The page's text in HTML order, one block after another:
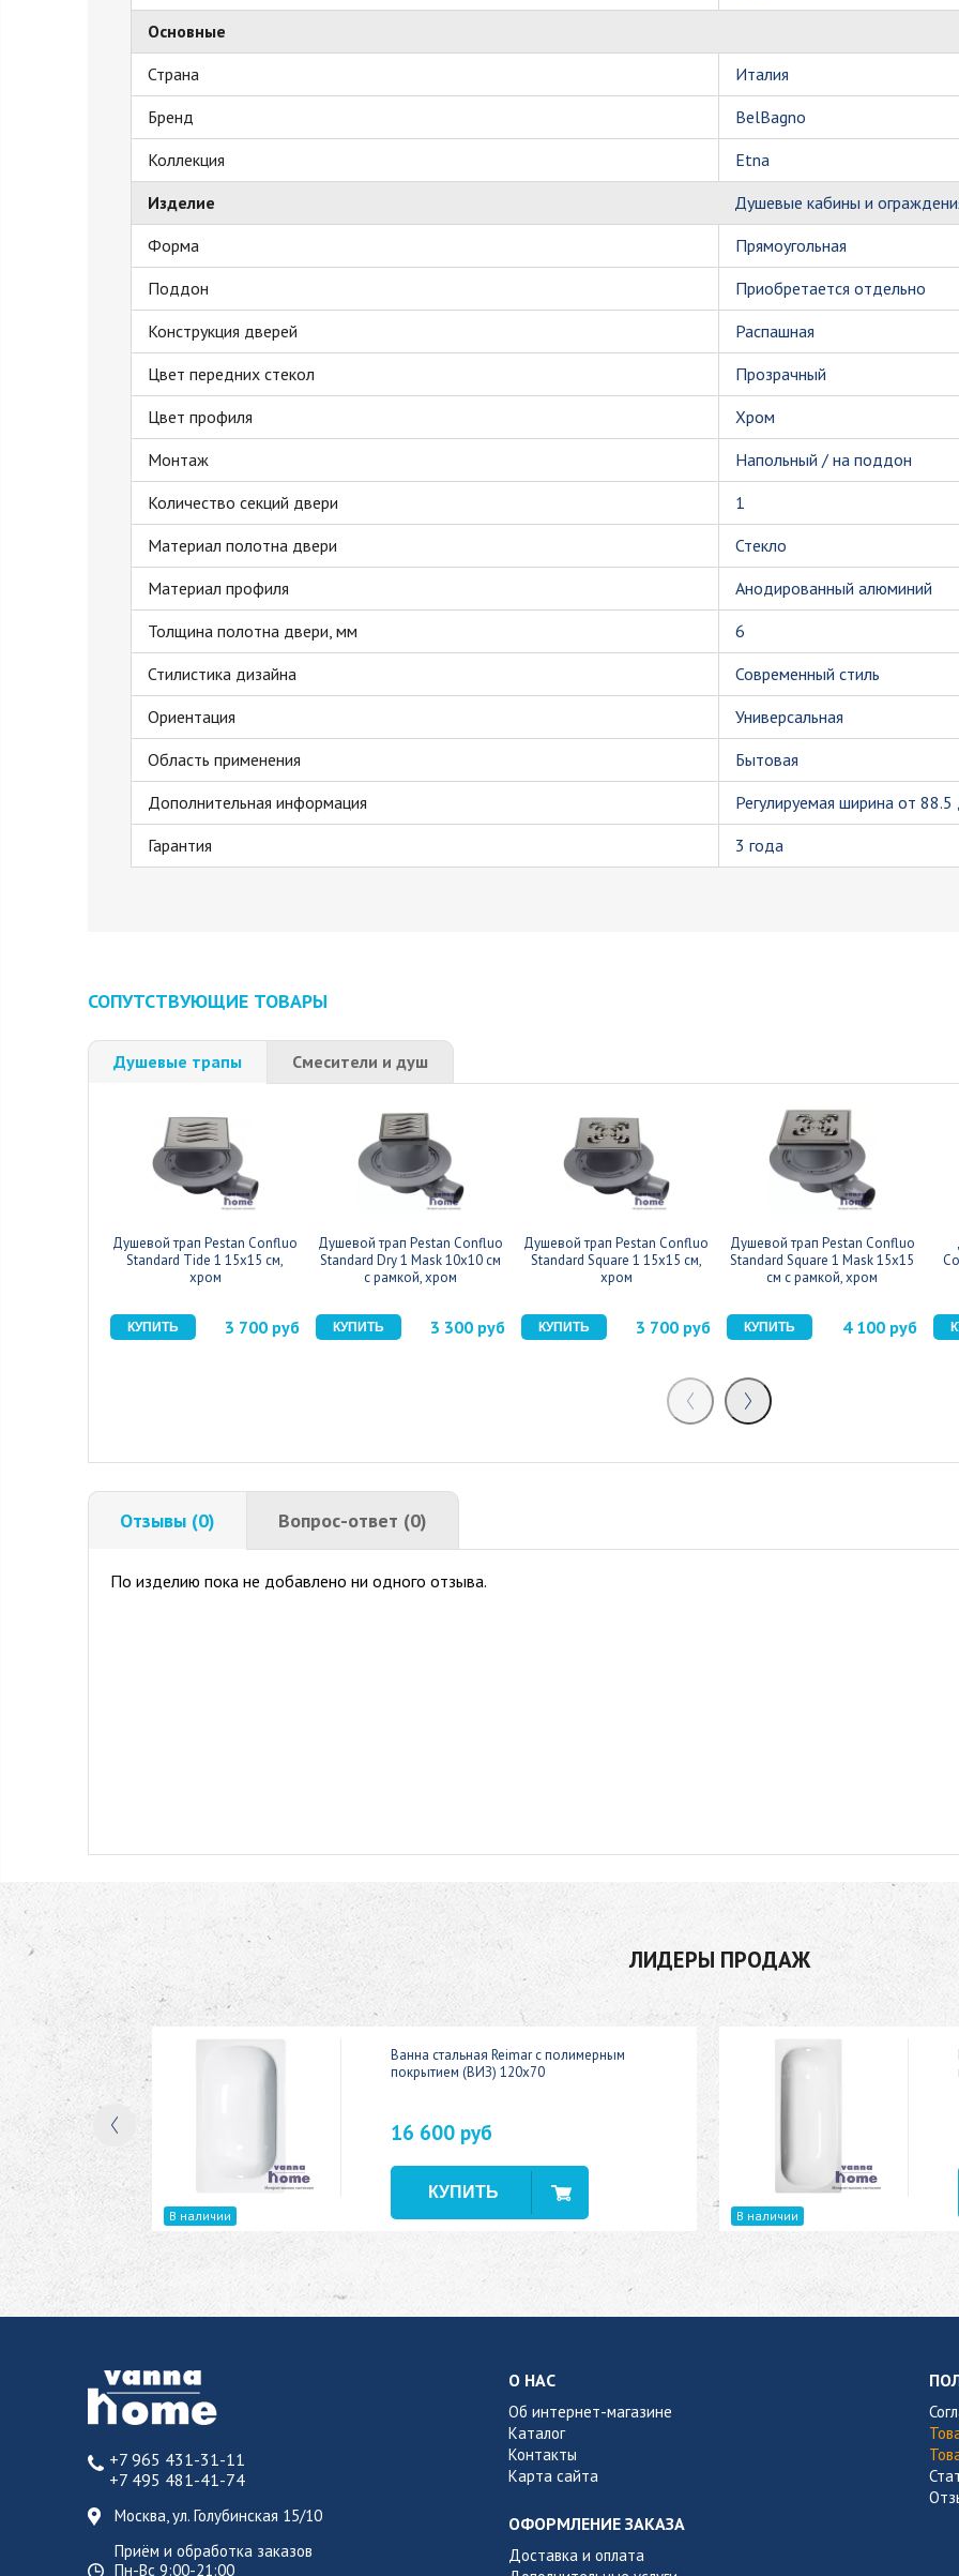
Основные
Страна
Италия
Бренд
BelBagno
Коллекция
Etna
Изделие
Душевые кабины и
Форма
Прямоугольная
Поддон
Приобретается отдельно
Конструкция дверей
Распашная
Цвет передних стекол
Прозрачный
Цвет профиля
Хром
Монтаж
Напольный / на поддон
Количество секций двери
1
Материал полотна двери
Стекло
Материал профиля
Анодированный алюминий
Толщина полотна двери, мм
6
Стилистика дизайна
Современный стиль
Ориентация
Универсальная
Область применения
Бытовая
Дополнительная информация
Регулируемая ширина от
Гарантия
3 года
СОПУТСТВУЮЩИЕ ТОВАРЫ
Душевые трапы Смесители и душ
Душевой трап Pestan Confluo
Standard Tide 1 15x15 см,
хром
3 700 руб
Душевой трап Pestan Confluo
Standard Dry 1 Mask 10x10 см
с рамкой, хром
3 300 руб
Душевой трап Pestan Confluo
Standard Square 1 15x15 см,
хром
3 700 руб
Душевой трап Pestan Confluo
Standard Square 1 Mask 15x15
см с рамкой, хром
4 100 руб
Отзывы (0) Вопрос-ответ (0)
По изделию пока не добавлено ни одного отзыва.
ЛИДЕРЫ ПРОДАЖ
150x70
В наличии
Ванна стальная Reimar с полимерным
покрытием (ВИЗ) 120x70
16 600 руб
В наличии
+7 965 431-31-11
+7 495 481-41-74
Москва, ул. Голубинская 15/10
Приём и обработка заказов
Пн-Вс 9:00-21:00
О НАС
Об интернет-магазине
Каталог
Контакты
Карта сайта
ОФОРМЛЕНИЕ ЗАКАЗА
Доставка и оплата